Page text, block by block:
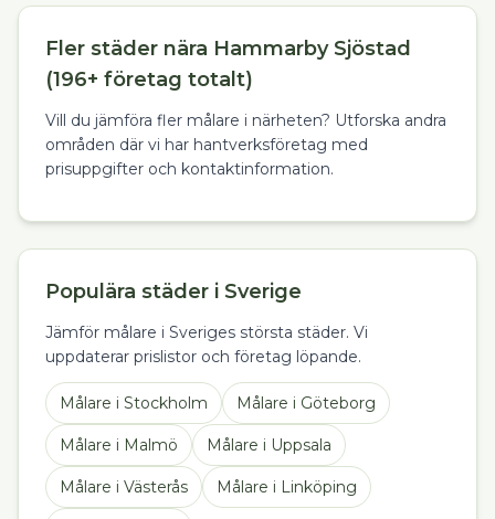
Fler städer nära Hammarby Sjöstad
(196+ företag totalt)
Vill du jämföra fler målare i närheten? Utforska andra
områden där vi har hantverksföretag med
prisuppgifter och kontaktinformation.
Populära städer i Sverige
Jämför målare i Sveriges största städer. Vi
uppdaterar prislistor och företag löpande.
Målare i Stockholm Målare i Göteborg
Målare i Malmö Målare i Uppsala
Målare i Västerås Målare i Linköping